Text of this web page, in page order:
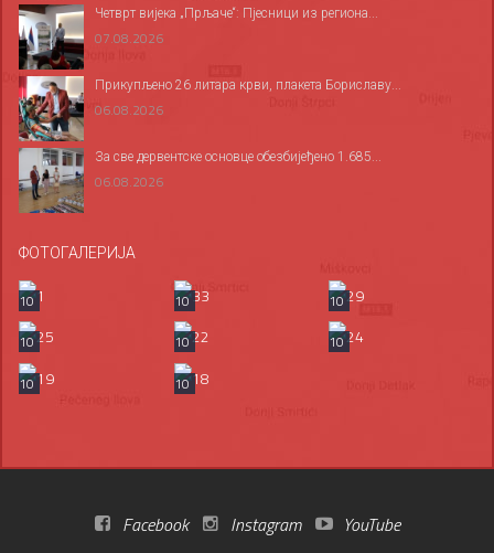
Четврт вијека „Прљаче“: Пјесници из региона...
07.08.2026
Прикупљено 26 литара крви, плакета Бориславу...
06.08.2026
За све дервентске основце обезбијеђено 1.685...
06.08.2026
ФОТОГАЛЕРИЈА
10 10
10
10
10
10
10
10
Facebook Instagram YouTube